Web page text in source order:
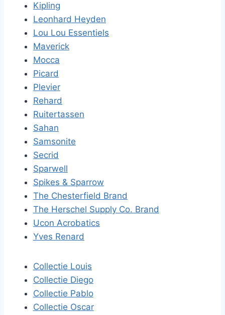
Kipling
Leonhard Heyden
Lou Lou Essentiels
Maverick
Mocca
Picard
Plevier
Rehard
Ruitertassen
Sahan
Samsonite
Secrid
Sparwell
Spikes & Sparrow
The Chesterfield Brand
The Herschel Supply Co. Brand
Ucon Acrobatics
Yves Renard
Collectie Louis
Collectie Diego
Collectie Pablo
Collectie Oscar